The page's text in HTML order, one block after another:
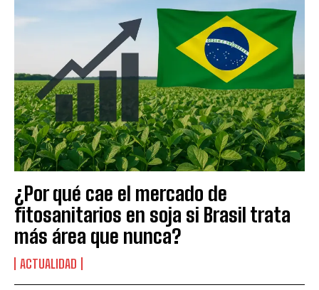
¿Por qué cae el mercado de
fitosanitarios en soja si Brasil trata
más área que nunca?
ACTUALIDAD